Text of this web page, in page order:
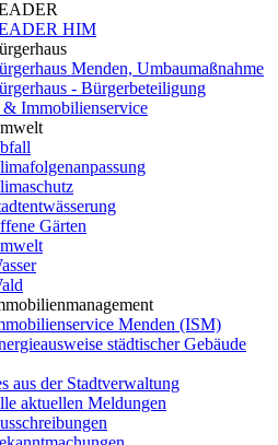
HIM
Menden, Umbaumaßnahme
- Bürgerbeteiligung
Immobilienservice
Gärten
Menden (ISM)
städtischer Gebäude
aus der Stadtverwaltung
aktuellen Meldungen